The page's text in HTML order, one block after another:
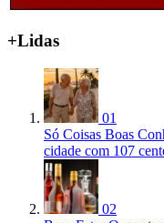
+Lidas
01
Só Coisas Boas
cidade com 107
02